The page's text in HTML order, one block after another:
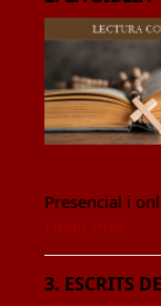
Presencial i
3. ESCRITS